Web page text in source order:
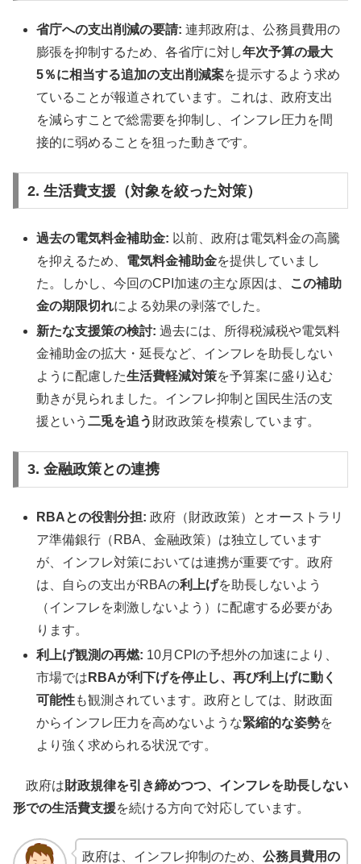
省庁への支出削減の要請: 連邦政府は、公務員費用の
膨張を抑制するため、各省庁に対し年次予算の最大
5％に相当する追加の支出削減案を提示するよう求め
ていることが報道されています。これは、政府支出
を減らすことで総需要を抑制し、インフレ圧力を間
接的に弱めることを狙った動きです。
2. 生活費支援（対象を絞った対策）
過去の電気料金補助金: 以前、政府は電気料金の高騰
を抑えるため、 電気料金補助金を提供していまし
た。しかし、今回のCPI加速の主な原因は、
この補助
金の期限切れによる効果の剥落でした。
新たな支援策の検討: 過去には、所得税減税や電気料
金補助金の拡大・延長など、インフレを助長しない
ように配慮した生活費軽減対策を予算案に盛り込む
動きが見られました。インフレ抑制と国民生活の支
援という二兎を追う 財政政策を模索しています。
3. 金融政策との連携
RBAとの役割分担: 政府（財政政策）とオーストラリ
ア準備銀行（RBA、金融政策）は独立しています
が、インフレ対策においては連携が重要です。政府
は、自らの支出がRBAの利上げを助長しないよう
（インフレを刺激しないよう）に配慮する必要があ
ります。
利上げ観測の再燃: 10月CPIの予想外の加速により、
市場では RBAが利下げを停止し、再び利上げに動く
可能性も観測されています。政府としては、財政面
からインフレ圧力を高めないような緊縮的な姿勢を
より強く求められる状況です。
政府は財政規律を引き締めつつ、インフレを助長しない
形での生活費支援を続ける方向で対応しています。
政府は、インフレ抑制のため、 公務員費用の